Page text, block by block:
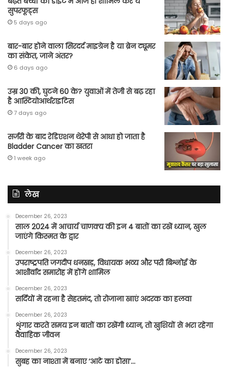
सुपरफूड्स
5 days ago
बार-बार होने वाला सिरदर्द माइग्रेन है या ब्रेन ट्यूमर
का संकेत, जाने अंतर?
6 days ago
उम्र 30 की, घुटने 60 के? युवाओं में तेजी से बढ़ रहा
है आस्टियोआर्थराइटिस
7 days ago
सर्जरी के बाद रेडिएशन थेरेपी से आधा हो जाता है
Bladder Cancer का खतरा
1 week ago
लेख
December 26, 2023
साल 2024 में आचार्य चाणक्य की इन 4 बातों का रखें ध्यान, खुल
जाएंगे किस्मत के द्वार
December 26, 2023
उपराष्ट्रपति जगदीप धनखड़, विधायक भव्य और परी बिश्नोई के
आशीर्वाद समारोह में होंगे शामिल
December 26, 2023
सर्दियों में रहना है सेहतमंद, तो रोजाना खाएं अदरक का हलवा
December 26, 2023
शृंगार करते समय इन बातों का रखेंगी ध्यान, तो खुशियों से भरा रहेगा
वैवाहिक जीवन
December 26, 2023
सुबह का नाश्ता में बनाए ‘आटे का डोसा’…